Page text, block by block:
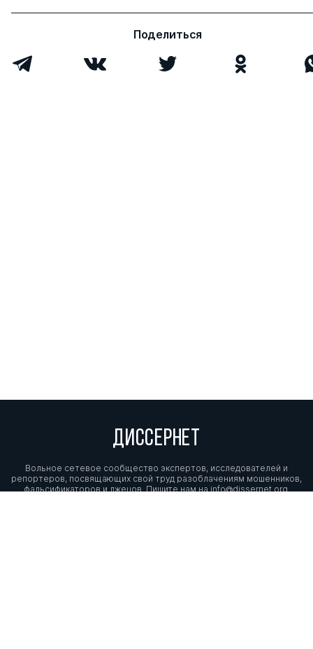
Поделиться
ДИССЕРНЕТ
Вольное сетевое сообщество экспертов, исследователей и
репортеров, посвящающих свой труд разоблачениям мошенников,
фальсификаторов и лжецов. Пишите нам наinfo@dissernet.org.